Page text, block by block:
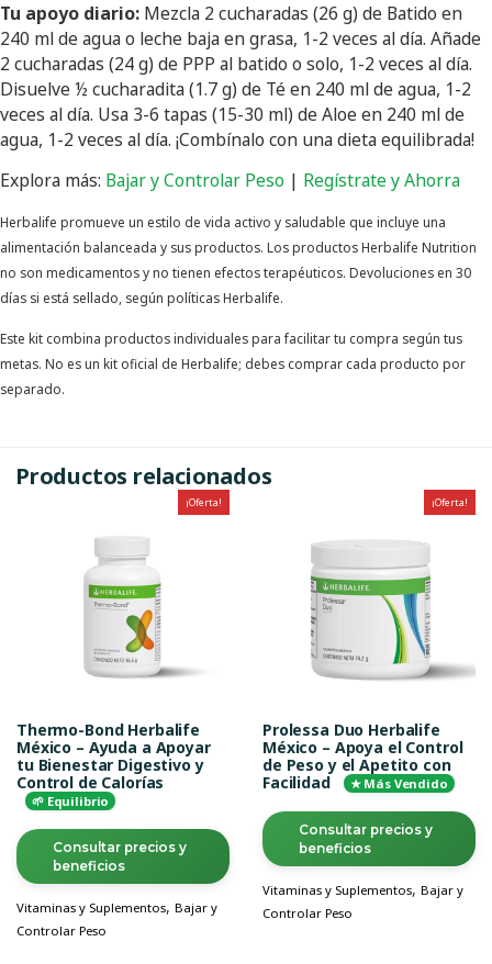
Tu apoyo diario: Mezcla 2 cucharadas (26 g) de Batido en
240 ml de agua o leche baja en grasa, 1-2 veces al día. Añade
2 cucharadas (24 g) de PPP al batido o solo, 1-2 veces al día.
Disuelve ½ cucharadita (1.7 g) de Té en 240 ml de agua, 1-2
veces al día. Usa 3-6 tapas (15-30 ml) de Aloe en 240 ml de
agua, 1-2 veces al día. ¡Combínalo con una dieta equilibrada!
Explora más: Bajar y Controlar Peso | Regístrate y Ahorra
Herbalife promueve un estilo de vida activo y saludable que incluye una
alimentación balanceada y sus productos. Los productos Herbalife Nutrition
no son medicamentos y no tienen efectos terapéuticos. Devoluciones en 30
días si está sellado, según políticas Herbalife.
Este kit combina productos individuales para facilitar tu compra según tus
metas. No es un kit oficial de Herbalife; debes comprar cada producto por
separado.
Productos relacionados
¡Oferta!
Thermo-Bond Herbalife
México – Ayuda a Apoyar
tu Bienestar Digestivo y
Control de Calorías
🌱 Equilibrio
Consultar precios y
beneficios
Vitaminas y Suplementos, Bajar y
Controlar Peso
¡Oferta!
Prolessa Duo Herbalife
México – Apoya el Control
de Peso y el Apetito con
Facilidad
★ Más Vendido
Consultar precios y
beneficios
Vitaminas y Suplementos, Bajar y
Controlar Peso